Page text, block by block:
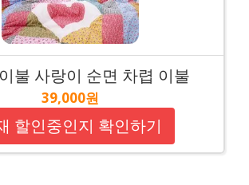
불 사랑이 순면 차렵 이불
39,000원
할인중인지 확인하기